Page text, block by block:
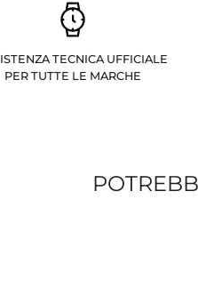
TECNICA UFFICIALE
PER TUTTE LE MARCHE